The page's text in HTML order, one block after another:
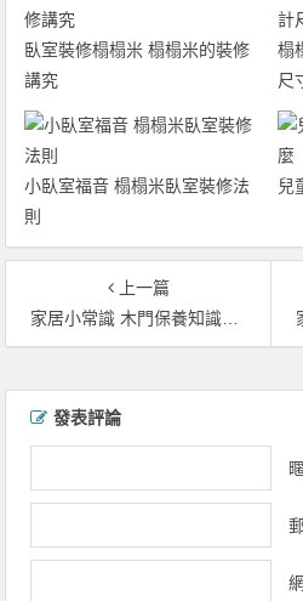
臥室裝修榻榻米 榻榻米的裝修
講究
榻
尺
小臥室福音 榻榻米臥室裝修法
則
兒
上一篇
家居小常識 木門保養知識介紹
發表評論